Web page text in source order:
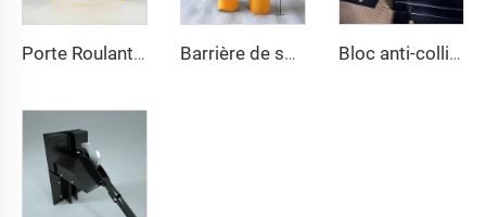
Porte Roulante à Haut Vitesse Barrière de sécurité Bloc anti-collision pour plateforme